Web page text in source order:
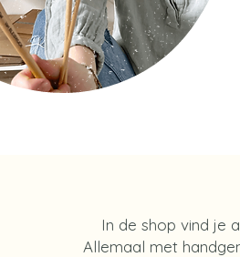
In de shop vind je
Allemaal met